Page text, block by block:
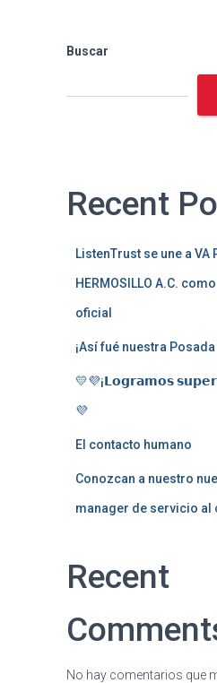
Buscar
Recent
ListenTrust se une a VA
HERMOSILLO A.C.
oficial
¡Así fué nuestra Posada
💛💜¡𝗟𝗼𝗴𝗿𝗮𝗺𝗼𝘀
💜
El contacto humano
Conozcan a nuestro
manager de servicio al
Recent
No hay comentarios que